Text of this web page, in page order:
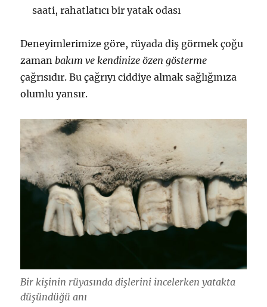
saati, rahatlatıcı bir yatak odası
Deneyimlerimize göre, rüyada diş görmek çoğu
zaman bakım ve kendinize özen gösterme
çağrısıdır. Bu çağrıyı ciddiye almak sağlığınıza
olumlu yansır.
Bir kişinin rüyasında dişlerini incelerken yatakta
düşündüğü anı